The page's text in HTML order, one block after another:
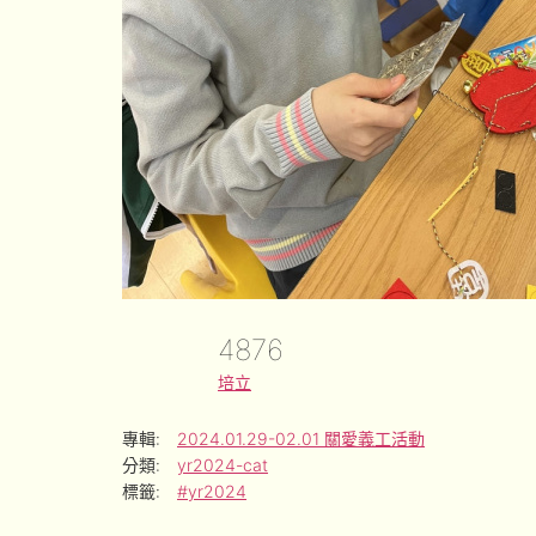
4876
培立
專輯:
2024.01.29-02.01 關愛義工活動
分類:
yr2024-cat
標籤:
#yr2024